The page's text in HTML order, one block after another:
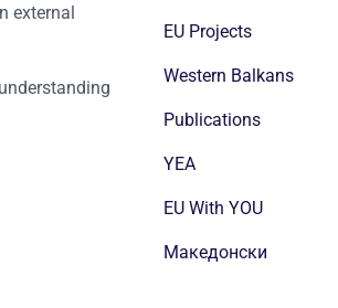
external
EU Projects
Western Balkans
Publications
YEA
EU With YOU
Mакедонски